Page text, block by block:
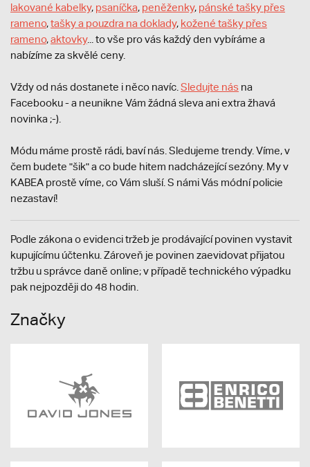
lakované kabelky, psaníčka, peněženky, pánské tašky přes
rameno,tašky a pouzdra na doklady, kožené tašky přes
rameno,aktovky... to vše pro vás každý den vybíráme a
nabízíme za skvělé ceny.
Vždy od nás dostanete i něco navíc. Sledujte nás na
Facebooku - a neunikne Vám žádná sleva ani extra žhavá
novinka ;-).
Módu máme prostě rádi, baví nás. Sledujeme trendy. Víme, v
čem budete "šik" a co bude hitem nadcházející sezóny. My v
KABEA prostě víme, co Vám sluší. S námi Vás módní policie
nezastaví!
Podle zákona o evidenci tržeb je prodávající povinen vystavit
kupujícímu účtenku. Zároveň je povinen zaevidovat přijatou
tržbu u správce daně online; v případě technického výpadku
pak nejpozději do 48 hodin.
Značky